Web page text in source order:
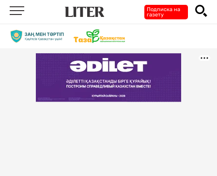
Подписка на
газету